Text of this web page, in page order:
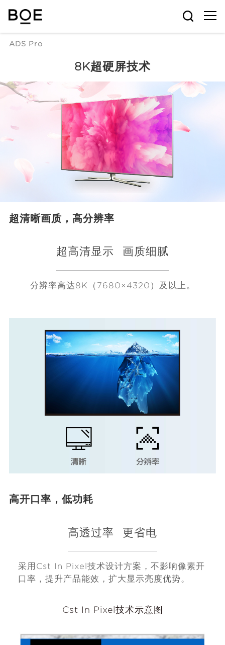
ADS Pro
8K超硬屏技术
超清晰画质，高分辨率
超高清显示 画质细腻
分辨率高达8K（7680×4320）及以上。
高开口率，低功耗
高透过率 更省电
采用Cst In Pixel技术设计方案，不影响像素开
口率，提升产品能效，扩大显示亮度优势。
Cst In Pixel技术示意图